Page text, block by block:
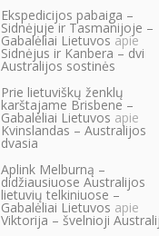
Ekspedicijos pabaiga –
Sidnėjuje ir Tasmanijoje –
Gabalėliai Lietuvos apie
Sidnėjus ir Kanbera – dvi
Australijos sostinės
Prie lietuviškų ženklų
karštajame Brisbene –
Gabalėliai Lietuvos apie
Kvinslandas – Australijos
dvasia
Aplink Melburną –
didžiausiuose Australijos
lietuvių telkiniuose –
Gabalėliai Lietuvos apie
Viktorija – švelnioji